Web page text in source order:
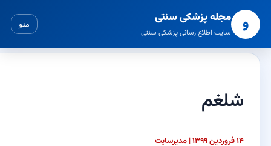
و مجله پزشکی سنتی
سایت اطلاع رسانی پزشکی سنتی
شلغم